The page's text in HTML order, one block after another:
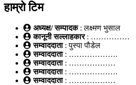
हाम्रो टिम
अध्यक्ष/ सम्पादक: लक्ष्मण भुसाल
कानूनी सल्लाहकार : ……………
सम्वाददाता: पुस्पा पौडेल
सम्वाददाता : ……………….
सम्वाददाता: ………………
सम्वाददाता: ……………….
सम्वाददाता: ………………